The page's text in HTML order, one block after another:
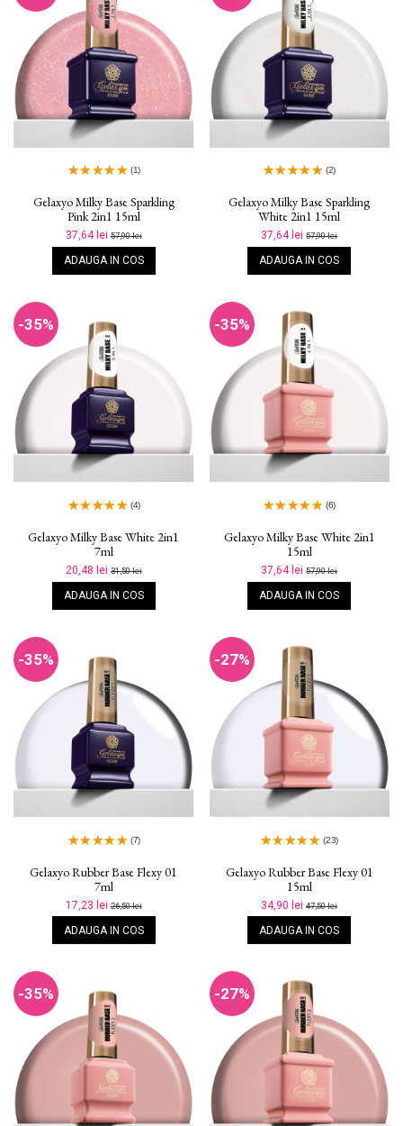
(1)
Gelaxyo Milky Base Sparkling
Pink 2in1 15ml
37,64 lei57,90 lei
ADAUGA IN COS
(2)
Gelaxyo Milky Base Sparkling
White 2in1 15ml
37,64 lei57,90 lei
ADAUGA IN COS
-35%
(4)
Gelaxyo Milky Base White 2in1
7ml
20,48 lei31,50 lei
ADAUGA IN COS
-35%
(6)
Gelaxyo Milky Base White 2in1
15ml
37,64 lei57,90 lei
ADAUGA IN COS
-35%
(7)
Gelaxyo Rubber Base Flexy 01
7ml
17,23 lei26,50 lei
ADAUGA IN COS
-27%
(23)
Gelaxyo Rubber Base Flexy 01
15ml
34,90 lei47,50 lei
ADAUGA IN COS
-35% -27%